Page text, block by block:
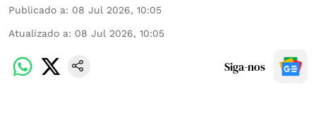
Publicado a: 08 Jul 2026, 10:05
Atualizado a: 08 Jul 2026, 10:05
Siga-nos